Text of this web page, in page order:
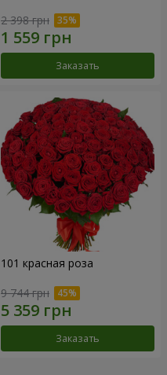
2 398 грн
Заказать
101 красная роза
9 744 грн
Заказать